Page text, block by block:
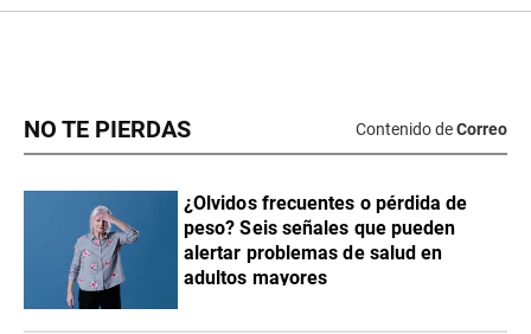
NO TE PIERDAS Contenido deCorreo
¿Olvidos frecuentes o pérdida de
peso? Seis señales que pueden
alertar problemas de salud en
adultos mayores